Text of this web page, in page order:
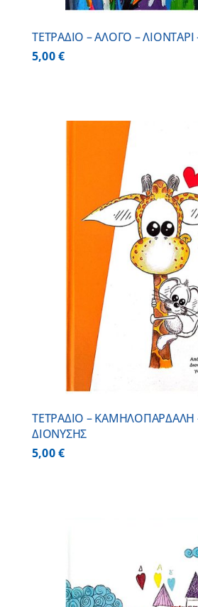
ΤΕΤΡΑΔΙΟ – ΑΛΟΓΟ –
5,00€
ΤΕΤΡΑΔΙΟ – ΚΑΜΗΛΟΠΑΡΔΑΛΗ
ΔΙΟΝΥΣΗΣ
5,00€